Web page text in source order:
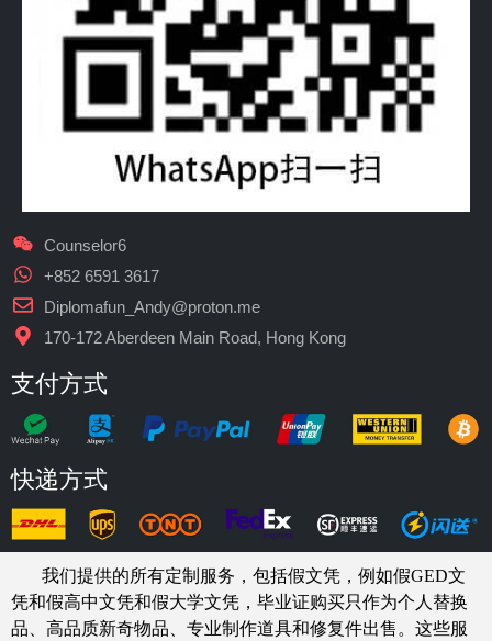
Counselor6
+852 6591 3617
Diplomafun_Andy@proton.me
170-172 Aberdeen Main Road, Hong Kong
支付方式
快递方式
我们提供的所有定制服务，包括假文凭，例如假GED文
凭和假高中文凭和假大学文凭， 毕业证购买只作为个人替换
品、高品质新奇物品、专业制作道具和修复件出售。这些服